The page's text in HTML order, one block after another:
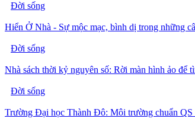
Đời sống
Hiển Ở Nhà - Sự mộc mạc, bình dị trong những
Đời sống
Nhà sách thời kỷ nguyên số: Rời màn hình ảo để
Đời sống
Trường Đại học Thành Đô: Môi trường chuẩn QS